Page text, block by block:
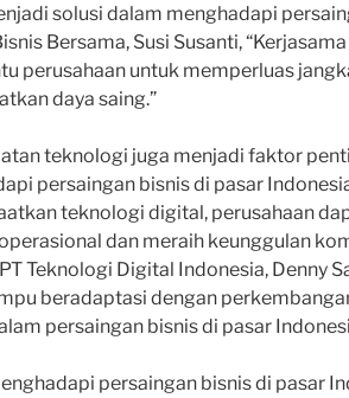
solusi dalam menghadapi
Bersama, Susi Susanti,
perusahaan untuk memperluas
daya saing.”
teknologi juga menjadi faktor
persaingan bisnis di pasar
teknologi digital, perusahaan
dan meraih keunggulan
Teknologi Digital Indonesia, Denny
beradaptasi dengan
persaingan bisnis di pasar
persaingan bisnis di pasar